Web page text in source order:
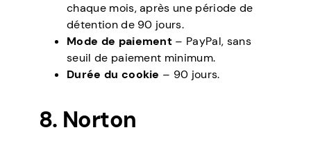
chaque mois, après une période de
détention de 90 jours.
Mode de paiement – PayPal, sans
seuil de paiement minimum.
Durée du cookie – 90 jours.
8. Norton